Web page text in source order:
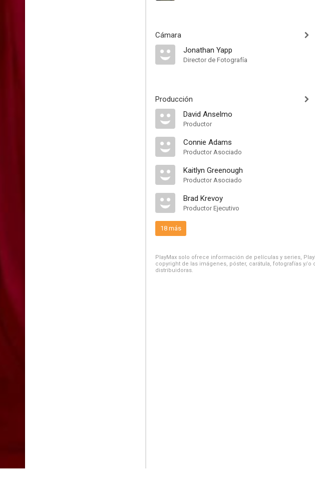
Cámara
Jonathan Yapp
Director de Fotografía
Producción
David Anselmo
Productor
Connie Adams
Productor Asociado
Kaitlyn Greenough
Productor Asociado
Brad Krevoy
Productor Ejecutivo
18 más
PlayMax solo ofrece información de películas y series,
copyright de las imágenes, póster, carátula, fotografías y/
distribuidoras.